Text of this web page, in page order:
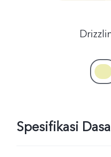
Spesifikasi